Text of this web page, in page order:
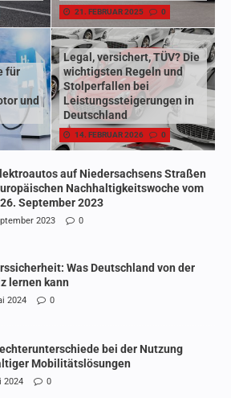
21. FEBRUAR 2025 0
für
und
Legal, versichert, TÜV? Die
wichtigsten Regeln und
Stolperfallen bei
Leistungssteigerungen in
Deutschland
14. FEBRUAR 2026 0
auf Niedersachsens Straßen
Nachhaltigkeitswoche vom
September 2023
2023 0
Was Deutschland von der
lernen kann
2024 0
bei der Nutzung
Mobilitätslösungen
2024 0